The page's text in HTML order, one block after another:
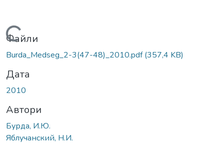
Вантажиться...
Файли
Burda_Medseg_2-3(47-48)_2010.pdf(357,4 KB)
Дата
2010
Автори
Бурда, И.Ю.
Яблучанский, Н.И.